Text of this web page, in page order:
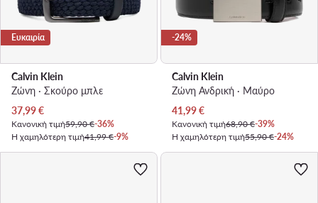
Ευκαιρία
Calvin Klein
Ζώνη · Σκούρο μπλε
Τρέχουσα τιμή
37,99€
Κανονική τιμή59,90 €-36%
Η χαμηλότερη τιμή41,99 €-9%
-24%
Calvin Klein
Ζώνη Ανδρική · Μαύρο
Τρέχουσα τιμή
41,99€
Κανονική τιμή68,90 €-39%
Η χαμηλότερη τιμή55,90 €-24%